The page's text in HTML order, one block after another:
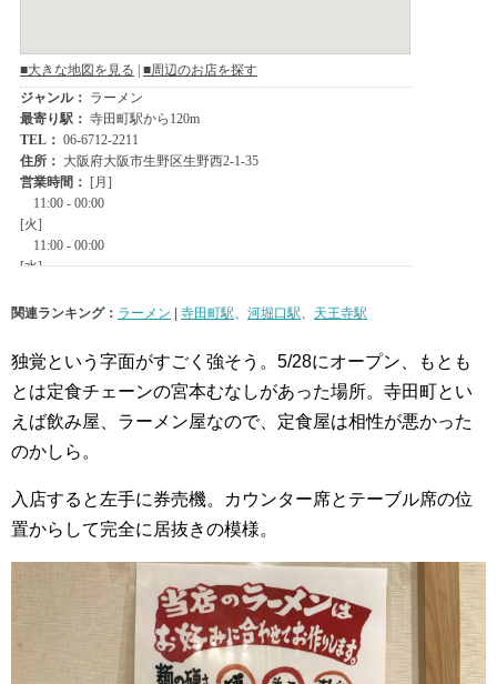
関連ランキング： ラーメン | 寺田町駅 河堀口駅 天王寺駅
独覚という字面がすごく強そう。5/28にオープン、もとも
とは定食チェーンの宮本むなしがあった場所。寺田町とい
えば飲み屋、ラーメン屋なので、定食屋は相性が悪かった
のかしら。
入店すると左手に券売機。カウンター席とテーブル席の位
置からして完全に居抜きの模様。